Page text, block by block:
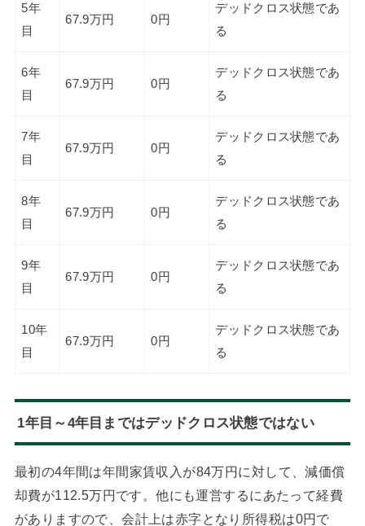
5年
目
67.9万円 0円
デッドクロス状態であ
る
6年
目
67.9万円 0円
デッドクロス状態であ
る
7年
目
67.9万円 0円
デッドクロス状態であ
る
8年
目
67.9万円 0円
デッドクロス状態であ
る
9年
目
67.9万円 0円
デッドクロス状態であ
る
10年
目
67.9万円 0円
デッドクロス状態であ
る
1年目～4年目まではデッドクロス状態ではない
最初の4年間は年間家賃収入が84万円に対して、減価償
却費が112.5万円です。他にも運営するにあたって経費
がありますので、会計上は赤字となり所得税は0円で